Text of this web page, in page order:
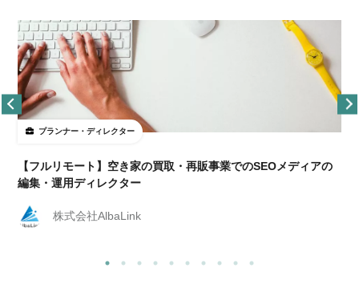
プランナー・ディレクター
【フルリモート】空き家の買取・再販事業でのSEOメディアの
編集・運用ディレクター
株式会社AlbaLink